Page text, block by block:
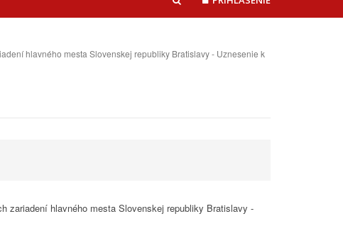
hlavného mesta Slovenskej republiky Bratislavy - Uznesenie k
zariadení hlavného mesta Slovenskej republiky Bratislavy -